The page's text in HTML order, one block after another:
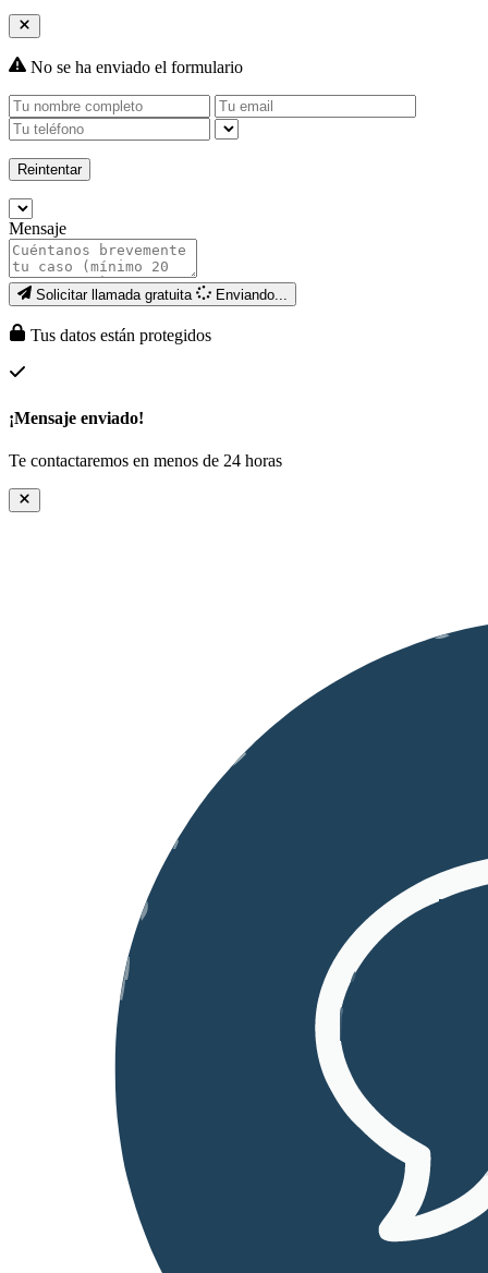
No se ha enviado el formulario
Reintentar
Mensaje
Solicitar llamada gratuita Enviando...
Tus datos están protegidos
¡Mensaje enviado!
Te contactaremos en menos de 24 horas